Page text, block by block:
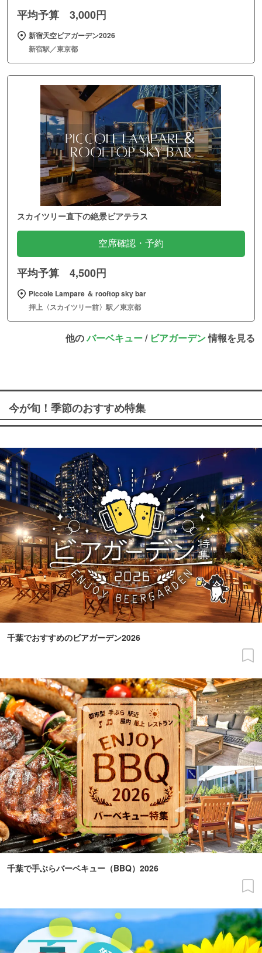
平均予算 3,000円
新宿天空ビアガーデン2026
新宿駅／東京都
スカイツリー直下の絶景ビアテラス
空席確認・予約
平均予算 4,500円
Piccole Lampare ＆ rooftop sky bar
押上〈スカイツリー前〉駅／東京都
他のバーベキュー/ ビアガーデン情報を見る
今が旬！季節のおすすめ特集
千葉でおすすめのビアガーデン2026
千葉で手ぶらバーベキュー（BBQ）2026